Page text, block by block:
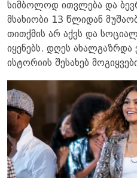
სიმბოლოდ ითვლება და
მსახიობი 13 წლიდან
თითქმის არ აქვს და
იყენებს. დღეს ახალგაზრდა
ისტორიის შესახებ